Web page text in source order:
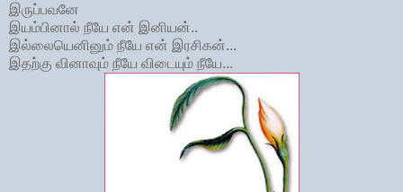
இருப்பவனே
இயம்பினால் நீயே என் இனியன்..
இல்லையெனினும் நீயே என் இரசிகன்...
இதற்கு வினாவும் நீயே விடையும் நீயே...